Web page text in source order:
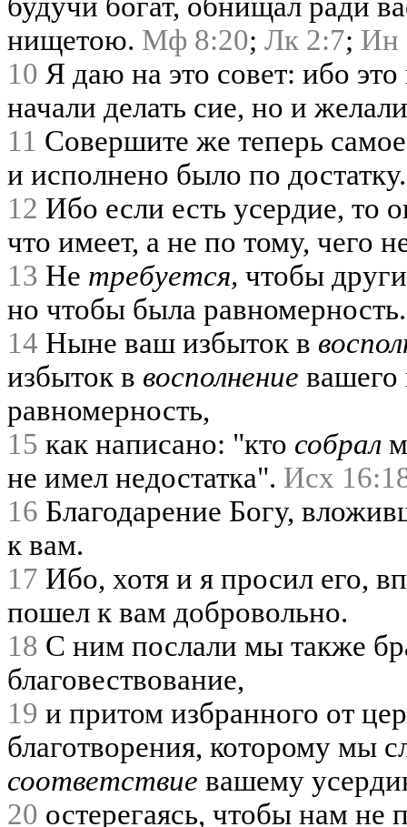
нищетою. Мф 8:20; Лк 2:7; Ин
10 Я даю на это совет: ибо
начали делать сие, но и
11 Совершите же теперь
и исполнено было по достатку.
12 Ибо если есть усердие, то
что имеет, а не по тому, чего
13 Не требуется, чтобы
но чтобы была равномерность.
14 Ныне ваш избыток в
избыток в восполнение вашего
равномерность,
15 как написано: "кто собрал
не имел недостатка". Исх
16 Благодарение Богу,
к вам.
17 Ибо, хотя и я просил его,
пошел к вам добровольно.
18 С ним послали мы также
благовествование,
19 и притом избранного от
благотворения, которому мы
соответствие вашему
20 остерегаясь, чтобы нам не